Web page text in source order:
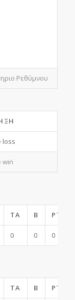
Ρεθύμνου
loss
win
TA B PTS
0 0 0
TA B PTS